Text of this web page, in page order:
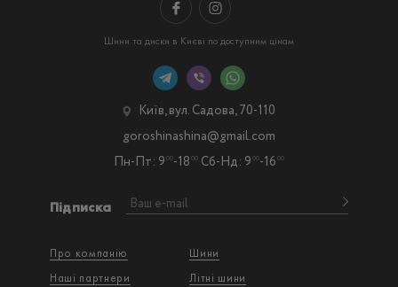
Шини та диски в Києві по доступним цінам
Про компанію
Наші партнери
Шини
Літні шини
Підписка
Київ, вул. Садова, 70-110
Пн-Пт: 9 00-18 00 Сб-Нд: 9 00-16 00
goroshinashina@gmail.com